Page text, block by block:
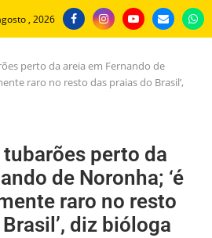
, 2026
perto da areia em Fernando de
raro no resto das praias do Brasil’,
perto da
de Noronha; ‘é
raro no resto
diz bióloga